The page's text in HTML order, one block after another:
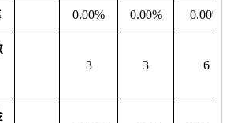
0.00% 0.00% 0.00%
3 3 6